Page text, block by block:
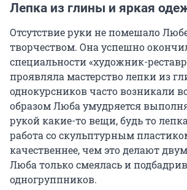
Лепка из глины и яркая
Отсутствие руки не помешало
творчеством. Она успешно
специальности «художник-
проявляла мастерство лепки из
однокурсников часто возникали
образом Люба умудряется
рукой какие-то вещи, будь то
работа со скульптурным
качественнее, чем это делают
Люба только смеялась и
одногруппников.